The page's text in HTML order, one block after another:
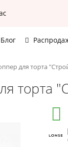
Блог
для торта
торта